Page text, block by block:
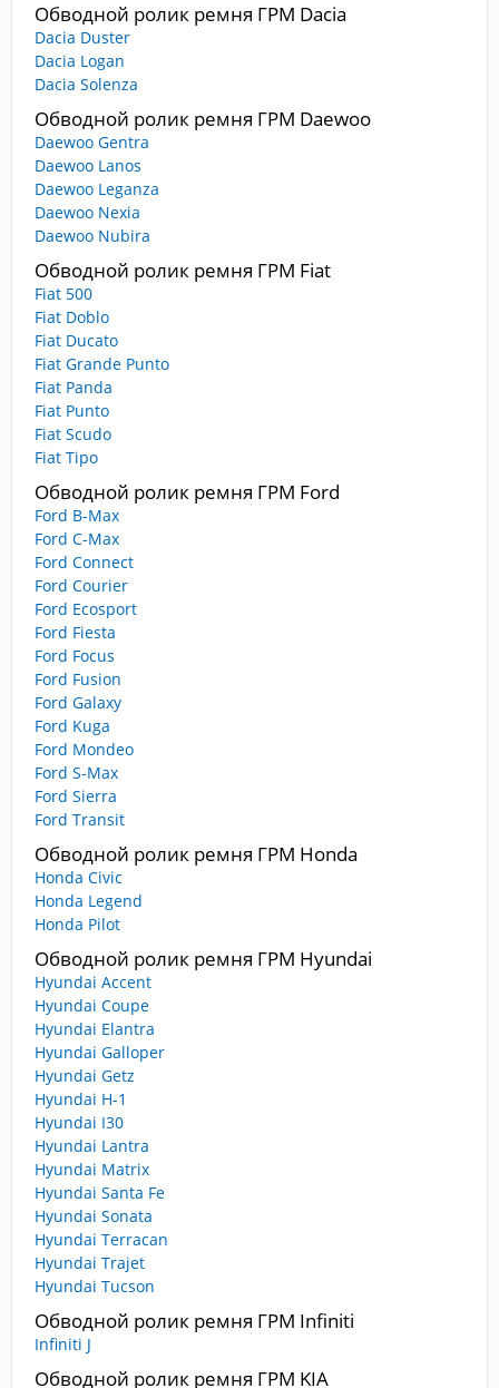
Обводной ролик ремня ГРМ Dacia
Dacia Duster
Dacia Logan
Dacia Solenza
Обводной ролик ремня ГРМ Daewoo
Daewoo Gentra
Daewoo Lanos
Daewoo Leganza
Daewoo Nexia
Daewoo Nubira
Обводной ролик ремня ГРМ Fiat
Fiat 500
Fiat Doblo
Fiat Ducato
Fiat Grande Punto
Fiat Panda
Fiat Punto
Fiat Scudo
Fiat Tipo
Обводной ролик ремня ГРМ Ford
Ford B-Max
Ford C-Max
Ford Connect
Ford Courier
Ford Ecosport
Ford Fiesta
Ford Focus
Ford Fusion
Ford Galaxy
Ford Kuga
Ford Mondeo
Ford S-Max
Ford Sierra
Ford Transit
Обводной ролик ремня ГРМ Honda
Honda Civic
Honda Legend
Honda Pilot
Обводной ролик ремня ГРМ Hyundai
Hyundai Accent
Hyundai Coupe
Hyundai Elantra
Hyundai Galloper
Hyundai Getz
Hyundai H-1
Hyundai I30
Hyundai Lantra
Hyundai Matrix
Hyundai Santa Fe
Hyundai Sonata
Hyundai Terracan
Hyundai Trajet
Hyundai Tucson
Обводной ролик ремня ГРМ Infiniti
Infiniti J
Обводной ролик ремня ГРМ KIA